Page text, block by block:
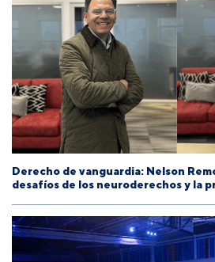
Derecho de vanguardia: Nelson
desafíos de los neuroderechos y la